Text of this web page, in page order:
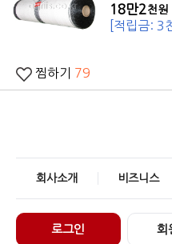
18만2 천원
[적립금: 3
찜하기 79
회사소개 비즈니스
로그인 회